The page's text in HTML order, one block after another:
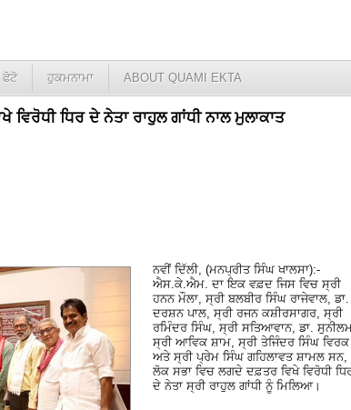
ਫੋਟੋ ਹੁਕਮਨਾਮਾ ABOUT QUAMI EKTA
ਧਿਰ ਦੇ ਨੇਤਾ ਰਾਹੁਲ ਗਾਂਧੀ ਨਾਲ ਮੁਲਾਕਾਤ
ਨਵੀਂ ਦਿੱਲੀ, (ਮਨਪ੍ਰੀਤ ਸਿੰਘ ਖਾਲਸਾ):-
ਐਸ.ਕੇ.ਐਮ. ਦਾ ਇਕ ਵਫ਼ਦ ਜਿਸ ਵਿਚ ਸ੍ਰੀ
ਹਨਨ ਮੌਲਾ, ਸ੍ਰੀ ਬਲਬੀਰ ਸਿੰਘ ਰਾਜੇਵਾਲ, ਡਾ.
ਦਰਸ਼ਨ ਪਾਲ, ਸ੍ਰੀ ਰਜਨ ਕਸ਼ੀਰਸਾਗਰ, ਸ੍ਰੀ
ਰਮਿੰਦਰ ਸਿੰਘ, ਸ੍ਰੀ ਸਤਿਆਵਾਨ, ਡਾ.
ਸ੍ਰੀ ਆਵਿਕ ਸ਼ਾਮ, ਸ੍ਰੀ ਤੇਜਿੰਦਰ ਸਿੰਘ ਵਿਰਕ
ਅਤੇ ਸ੍ਰੀ ਪ੍ਰੇਮ ਸਿੰਘ ਗਹਿਲਾਵਤ ਸ਼ਾਮਲ ਸਨ,
ਲੋਕ ਸਭਾ ਵਿਚ ਲਗਦੇ ਦਫ਼ਤਰ ਵਿਖੇ ਵਿਰੋਧੀ
ਦੇ ਨੇਤਾ ਸ੍ਰੀ ਰਾਹੁਲ ਗਾਂਧੀ ਨੂੰ ਮਿਲਿਆ।